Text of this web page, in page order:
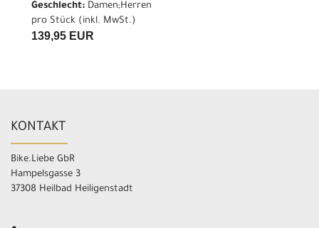
Geschlecht: Damen;Herren
pro Stück (inkl. MwSt.)
139,95 EUR
KONTAKT
Bike.Liebe GbR
Hampelsgasse 3
37308 Heilbad Heiligenstadt